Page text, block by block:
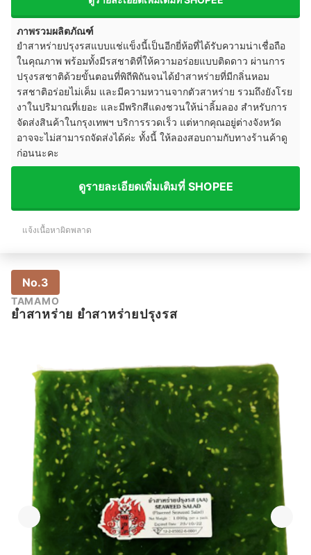
ภาพรวมผลิตภัณฑ์
ยำสาหร่ายปรุงรสแบบแช่แข็งนี้เป็นอีกยี่ห้อที่ได้รับความน่าเชื่อถือ
ในคุณภาพ พร้อมทั้งมีรสชาติที่ให้ความอร่อยแบบติดดาว ผ่านการ
ปรุงรสชาติด้วยขั้นตอนที่พิถีพิถันจนได้ยำสาหร่ายที่มีกลิ่นหอม
รสชาติอร่อยไม่เค็ม และมีความหวานจากตัวสาหร่าย รวมถึงยังโรย
งาในปริมาณที่เยอะ และมีพริกสีแดงชวนให้น่าลิ้มลอง สำหรับการ
จัดส่งสินค้าในกรุงเทพฯ บริการรวดเร็ว แต่หากคุณอยู่ต่างจังหวัด
อาจจะไม่สามารถจัดส่งได้ค่ะ ทั้งนี้ ให้ลองสอบถามกับทางร้านค้าดู
ก่อนนะคะ
ดูรายละเอียดเพิ่มเติมที่ SHOPEE
แจ้งเนื้อหาผิดพลาด
No.3
TAMAMO
ยำสาหร่าย ยำสาหร่ายปรุงรส